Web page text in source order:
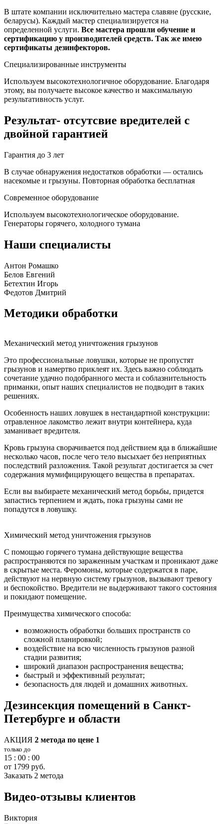
В штате компании исключительно мастера славяне (русские,
беларусы). Каждый мастер специализируется на
определенной услуги. Все мастера прошли обучение и
сертификацию у производителей средств. Так же имею
сертификаты дезинфекторов.
Специализированные инструменты
Используем высокотехнологичное оборудование. Благодаря
этому, вы получаете высокое качество и максимальную
результативность услуг.
Результат- отсутсвие вредителей с
двойной гарантией
Гарантия до 3 лет
В случае обнаружения недостатков обработки — остались
насекомые и грызуны. Повторная обработка бесплатная
Современное оборудование
Используем высокотехнологическое оборудование.
Генераторы горячего, холодного тумана
Наши специалисты
Антон Ромашко
Белов Евгений
Бетехтин Игорь
Федотов Дмитрий
Методики обработки
Механический метод уничтожения грызунов
Это профессиональные ловушки, которые не пропустят
грызунов и намертво приклеят их. Здесь важно соблюдать
сочетание удачно подобранного места и соблазнительность
приманки, опыт наших специалистов не подводит в таких
решениях.
Особенность наших ловушек в нестандартной конструкции:
отравленное лакомство лежит внутри контейнера, куда
заманивает вредителя.
Кровь грызуна сворачивается под действием яда в ближайшие
несколько часов, после чего тело высыхает без неприятных
последствий разложения. Такой результат достигается за счет
содержания мумифицирующего вещества в препаратах.
Если вы выбираете механический метод борьбы, придется
запастись терпением и ждать, пока грызуны сами не
попадутся в ловушку.
Химический метод уничтожения грызунов
С помощью горячего тумана действующие вещества
распространяются по зараженным участкам и проникают даже
в скрытые места. Феромоны, которые содержатся в паре,
действуют на нервную систему грызунов, вызывают тревогу
и беспокойство. Вредители не выдерживают такого состояния
и покидают помещение.
Преимущества химического способа:
возможность обработки больших пространств со
сложной планировкой;
воздействие на всю численность грызунов разной
стадии развития;
широкий диапазон распространения вещества;
быстрый и эффективный результат;
безопасность для людей и домашних животных.
Дезинсекция помещений в Санкт-
Петербурге и области
АКЦИЯ 2 метода по цене 1
только до
15 : 00 : 00
от 1799 руб.
Заказать 2 метода
Видео-отзывы клиентов
Виктория